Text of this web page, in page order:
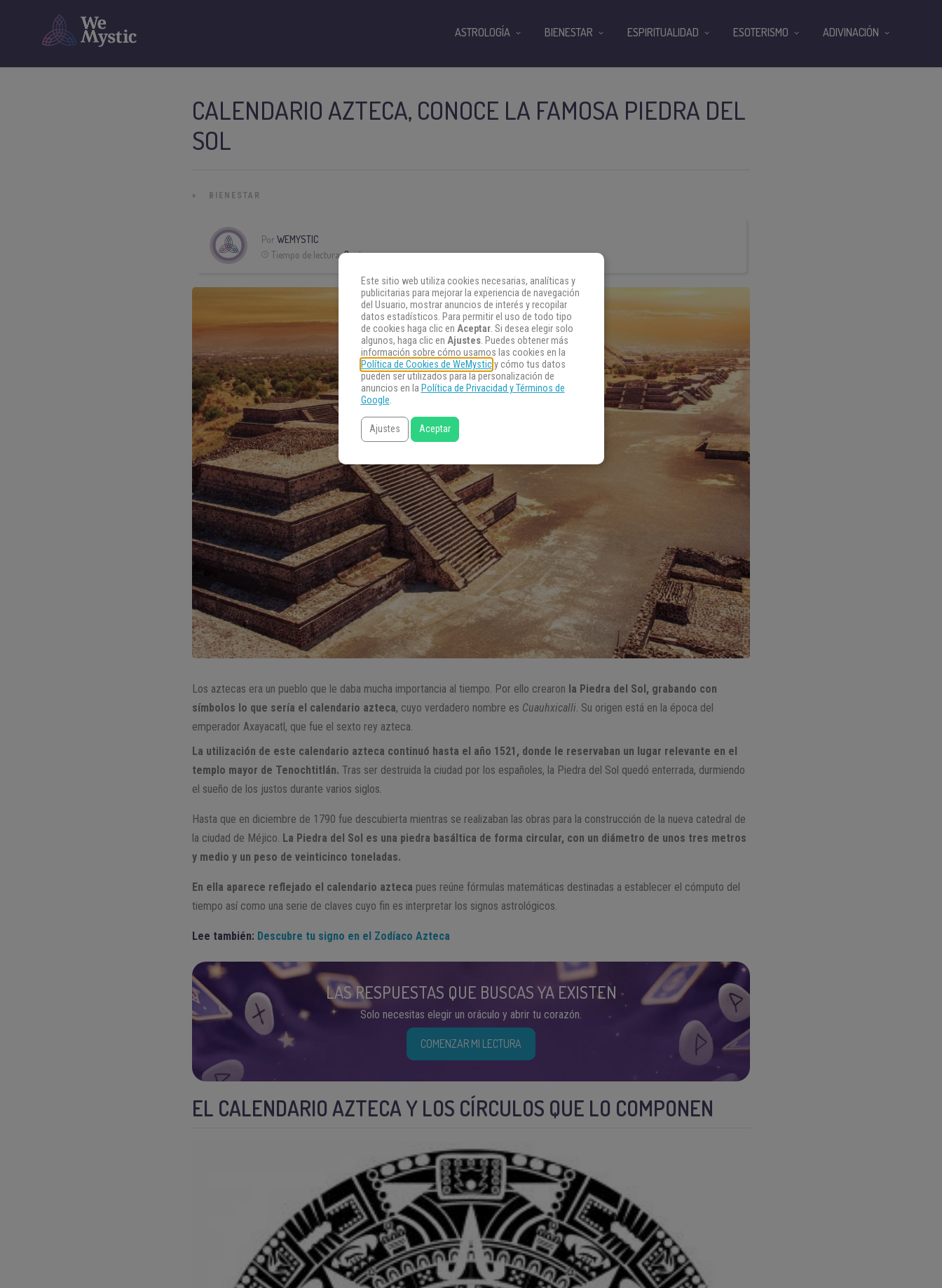
CALENDARIO AZTECA, CONOCE LA FAMOSA PIEDRA DEL
SOL
» BIENESTAR
Por WEMYSTIC
Tiempo de lectura:3 min
Los aztecas era un pueblo que le daba mucha importancia al tiempo. Por ello crearon la Piedra del Sol, grabando con
símbolos lo que sería el calendario azteca, cuyo verdadero nombre es Cuauhxicalli. Su origen está en la época del
emperador Axayacatl, que fue el sexto rey azteca.
La utilización de este calendario azteca continuó hasta el año 1521, donde le reservaban un lugar relevante en el
templo mayor de Tenochtitlán. Tras ser destruida la ciudad por los españoles, la Piedra del Sol quedó enterrada, durmiendo
el sueño de los justos durante varios siglos.
Hasta que en diciembre de 1790 fue descubierta mientras se realizaban las obras para la construcción de la nueva catedral de
la ciudad de Méjico. La Piedra del Sol es una piedra basáltica de forma circular, con un diámetro de unos tres metros
y medio y un peso de veinticinco toneladas.
En ella aparece reflejado el calendario azteca pues reúne fórmulas matemáticas destinadas a establecer el cómputo del
tiempo así como una serie de claves cuyo fin es interpretar los signos astrológicos.
Lee también: Descubre tu signo en el Zodíaco Azteca
LAS RESPUESTAS QUE BUSCAS YA EXISTEN
Solo necesitas elegir un oráculo y abrir tu corazón.
COMENZAR MI LECTURA
EL CALENDARIO AZTECA Y LOS CÍRCULOS QUE LO COMPONEN
ASTROLOGÍA BIENESTAR ESPIRITUALIDAD ESOTERISMO ADIVINACIÓN
Este sitio web utiliza cookies necesarias, analíticas y
publicitarias para mejorar la experiencia de navegación
del Usuario, mostrar anuncios de interés y recopilar
datos estadísticos. Para permitir el uso de todo tipo
de cookies haga clic en Aceptar. Si desea elegir solo
algunos, haga clic en Ajustes. Puedes obtener más
información sobre cómo usamos las cookies en la
Política de Cookies de WeMysticy cómo tus datos
pueden ser utilizados para la personalización de
anuncios en la Política de Privacidad y Términos de
Google.
Ajustes Aceptar